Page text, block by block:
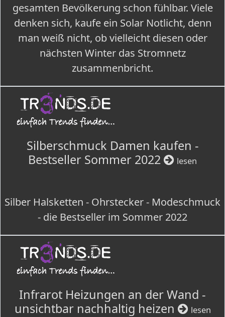
gesamten Bevölkerung schon fühlbar. Viele
denken sich, kaufe ein Solar Notlicht, denn
man weiß nicht, ob vielleicht diesen oder
nächsten Winter das Stromnetz
zusammenbricht.
Silberschmuck Damen kaufen -
Bestseller Sommer 2022
lesen
Silber Halsketten - Ohrstecker - Modeschmuck
- die Bestseller im Sommer 2022
Infrarot Heizungen an der Wand -
unsichtbar nachhaltig heizen
lesen